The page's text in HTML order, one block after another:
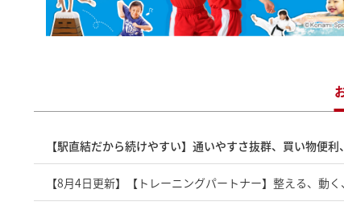
【駅直結だから続けやすい】通いやすさ抜群、買い物便
【8月4日更新】【トレーニングパートナー】整える、動